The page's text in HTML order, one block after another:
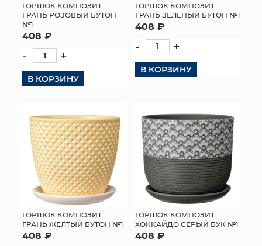
ГОРШОК КОМПОЗИТ
ГРАНЬ РОЗОВЫЙ БУТОН
№1
408 ₽
- +
В КОРЗИНУ
ГОРШОК КОМПОЗИТ
ГРАНЬ ЗЕЛЕНЫЙ БУТОН №1
408 ₽
- +
В КОРЗИНУ
ГОРШОК КОМПОЗИТ
ГРАНЬ ЖЕЛТЫЙ БУТОН №1
408 ₽
ГОРШОК КОМПОЗИТ
ХОККАЙДО СЕРЫЙ БУК №1
408 ₽